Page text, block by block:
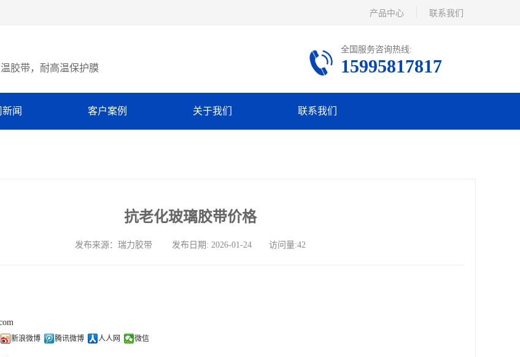
联系我们
产品中心
胶带，耐高温保护膜
全国服务咨询热线:
15995817817
闻 客户案例 关于我们 联系我们
抗老化玻璃胶带价格
发布来源：瑞力胶带 发布日期: 2026-01-24 访问量:42
新浪微博 腾讯微博 人人网 微信